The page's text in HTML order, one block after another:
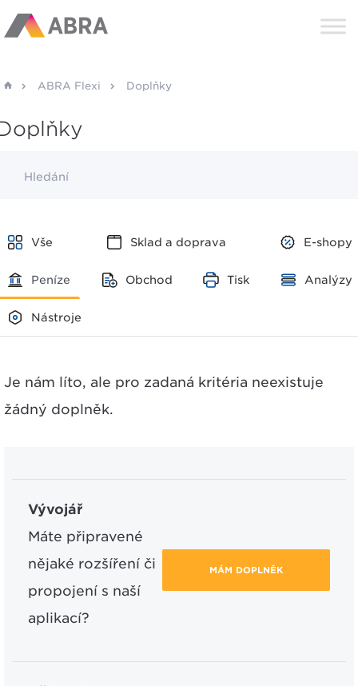
ABRA Flexi Doplňky
Hledání
Vše Sklad a doprava E-shopy
Peníze Obchod Tisk Analýzy
Nástroje
Je nám líto, ale pro zadaná kritéria neexistuje
žádný doplněk.
Vývojář
Máte připravené
nějaké rozšíření či
propojení s naší
aplikací?
MÁM DOPLNĚK